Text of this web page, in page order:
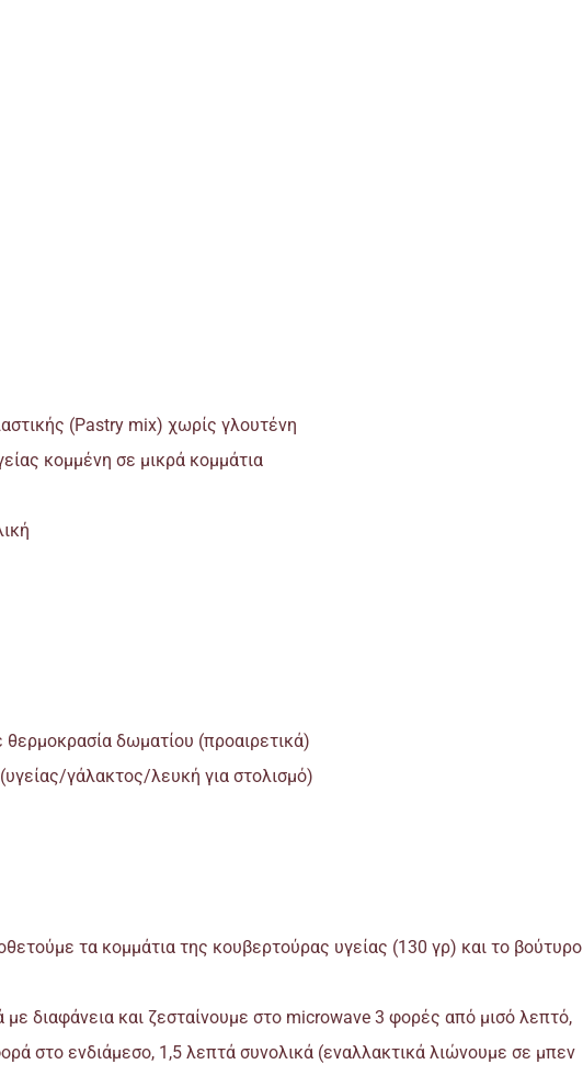
(Pastry mix) χωρίς γλουτένη
κομμένη σε μικρά κομμάτια
δωματίου (προαιρετικά)
γάλακτος/λευκή για στολισμό)
τα κομμάτια της κουβερτούρας υγείας (130 γρ) και το βούτυρο
διαφάνεια και ζεσταίνουμε στο microwave 3 φορές από μισό λεπτό,
στο ενδιάμεσο, 1,5 λεπτά συνολικά (εναλλακτικά λιώνουμε σε μπεν